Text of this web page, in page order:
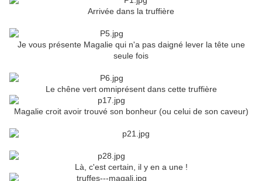
Arrivée dans la truffière
Je vous présente Magalie qui n'a pas daigné lever la tête une
seule fois
Le chêne vert omniprésent dans cette truffière
Magalie croit avoir trouvé son bonheur (ou celui de son caveur)
Là, c'est certain, il y en a une !